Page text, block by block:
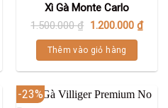
Xì Gà Monte Carlo
1.500.000₫ 1.200.000 ₫
Thêm vào giỏ hàng
-23%